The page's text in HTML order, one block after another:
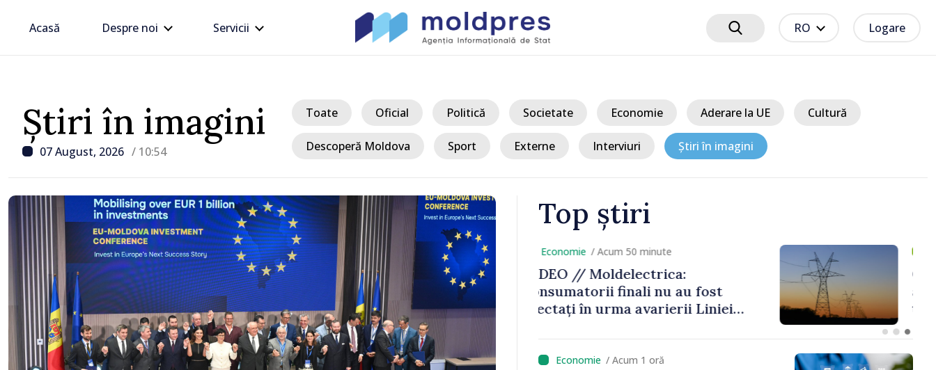
Acasă Despre noi Servicii RO Logare
Știri în imagini
07 August, 2026 / 10:54
Toate Oficial Politică Societate Economie Aderare la UE Cultură
Descoperă Moldova Sport Externe Interviuri Știri în imagini
Top știri
/ Acum 50 minute
VIDEO // Moldelectrica:
consumatorii finali nu au fost
afectați în urma avarierii Liniei
Bălți–Dnestrovsk. Lucrările de
reparație vor fi efectuate în regim
prioritar
/ Acum 1 oră
Cod galben de instabilitate
atmosferică în cea mai mare parte a
țării
/ Acum 1 oră